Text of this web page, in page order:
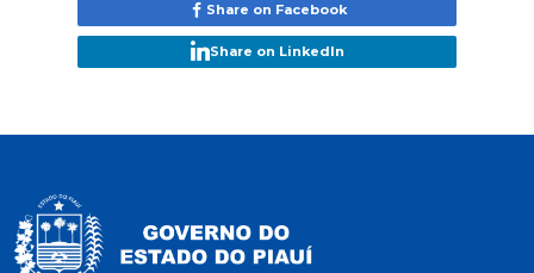
Share on Facebook
Share on LinkedIn